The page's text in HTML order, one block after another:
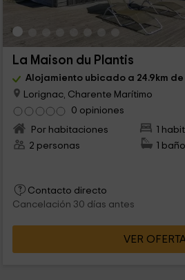
La Maison du Plantis
Alojamiento ubicado a 24.9km
Lorignac, Charente Marítimo
0 opiniones
Por habitaciones
1
2 personas
1
Contacto directo
Cancelación 30 días antes
VER